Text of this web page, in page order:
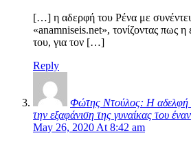
[…] η αδερφή του Ρένα με
«anamniseis.net», τονίζοντας πως
του, για τον […]
Reply
Φώτης Ντούλος: Η αδελφή
την εξαφάνιση της γυναίκας του
May 26, 2020 At 8:42 am